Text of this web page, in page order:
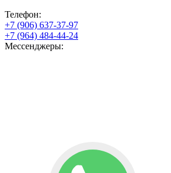
Телефон:
+7 (906) 637-37-97
+7 (964) 484-44-24
Мессенджеры: